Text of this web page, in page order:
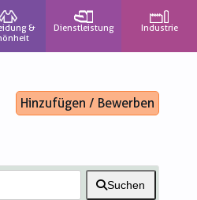
&
Dienstleistung Industrie
Hinzufügen / Bewerben
Suchen